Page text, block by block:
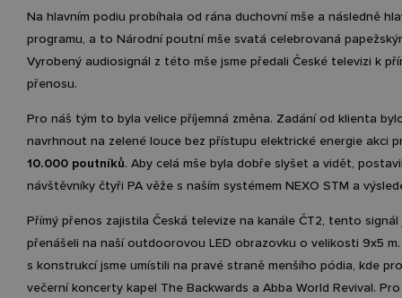
Na hlavním podiu probíhala od rána duchovní mše a následně
programu, a to Národní poutní mše svatá celebrovaná
Vyrobený audiosignál z této mše jsme předali České televizi k
přenosu.
Pro náš tým to byla velice příjemná změna. Zadání od klienta
navrhnout na zelené louce bez přístupu elektrické energie akci
10.000 poutníků. Aby celá mše byla dobře slyšet a vidět,
návštěvníky čtyři PA věže s naším systémem NEXO STM a
Přímý přenos zajistila Česká televize na kanále ČT2, tento signál
přenášeli na naší outdoorovou LED obrazovku o velikosti 9x5 m.
s konstrukcí jsme umístili na pravé straně menšího pódia, kde
večerní koncerty kapel The Backwards a Abba World Revival.